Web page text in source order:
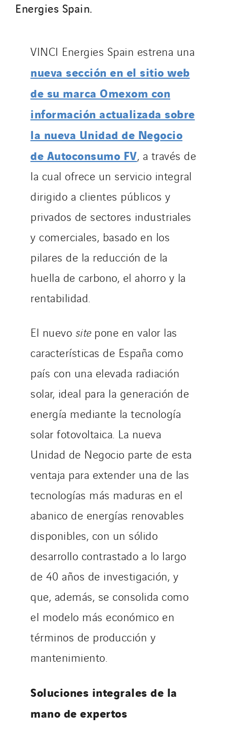
Energies Spain.
VINCI Energies Spain estrena una
nueva sección en el sitio web
de su marca Omexom con
información actualizada sobre
la nueva Unidad de Negocio
de Autoconsumo FV, a través de
la cual ofrece un servicio integral
dirigido a clientes públicos y
privados de sectores industriales
y comerciales, basado en los
pilares de la reducción de la
huella de carbono, el ahorro y la
rentabilidad.
El nuevo site pone en valor las
características de España como
país con una elevada radiación
solar, ideal para la generación de
energía mediante la tecnología
solar fotovoltaica. La nueva
Unidad de Negocio parte de esta
ventaja para extender una de las
tecnologías más maduras en el
abanico de energías renovables
disponibles, con un sólido
desarrollo contrastado a lo largo
de 40 años de investigación, y
que, además, se consolida como
el modelo más económico en
términos de producción y
mantenimiento.
Soluciones integrales de la
mano de expertos